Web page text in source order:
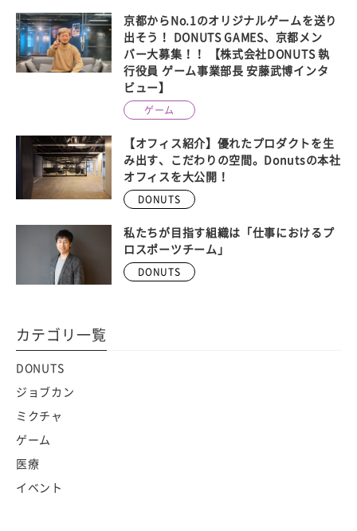
京都からNo.1のオリジナルゲームを送り
出そう！ DONUTS GAMES、京都メン
バー大募集！！ 【株式会社DONUTS 執
行役員 ゲーム事業部長 安藤武博インタ
ビュー】
ゲーム
【オフィス紹介】優れたプロダクトを生
み出す、こだわりの空間。Donutsの本社
オフィスを大公開！
DONUTS
私たちが目指す組織は「仕事におけるプ
ロスポーツチーム」
DONUTS
カテゴリ一覧
DONUTS
ジョブカン
ミクチャ
ゲーム
医療
イベント